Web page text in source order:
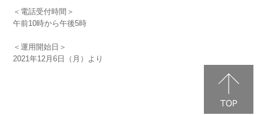
＜電話受付時間＞
午前10時から午後5時
＜運用開始日＞
2021年12月6日（月）より